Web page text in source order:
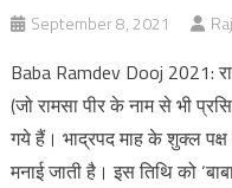
September 8, 2021
Baba Ramdev Dooj 2021:
(जो रामसा पीर के नाम से भी
गये हैं। भाद्रपद माह के शुक्ल
मनाई जाती है। इस तिथि को